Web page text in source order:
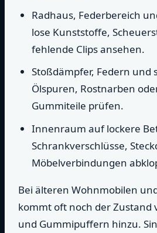
Radhaus, Federbereich
lose Kunststoffe,
fehlende Clips ansehen.
Stoßdämpfer, Federn und
Ölspuren, Rostnarben
Gummiteile prüfen.
Innenraum auf lockere
Schrankverschlüsse,
Möbelverbindungen
Bei älteren Wohnmobilen
kommt oft noch der Zustand
und Gummipuffern hinzu.